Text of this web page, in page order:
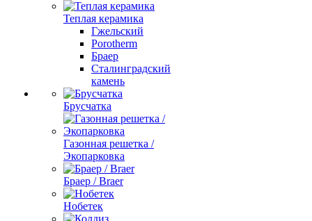
Теплая керамика
Гжельский
Porotherm
Браер
Сталинградский
камень
Брусчатка
Газонная решетка /
Экопарковка
Браер / Braer
Нобетек